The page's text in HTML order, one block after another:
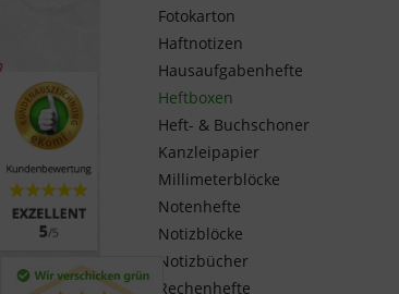
Fotokarton
Haftnotizen
Hausaufgabenhefte
Heftboxen
Heft- & Buchschoner
Kanzleipapier
Millimeterblöcke
Notenhefte
Notizblöcke
Notizbücher
Rechenhefte